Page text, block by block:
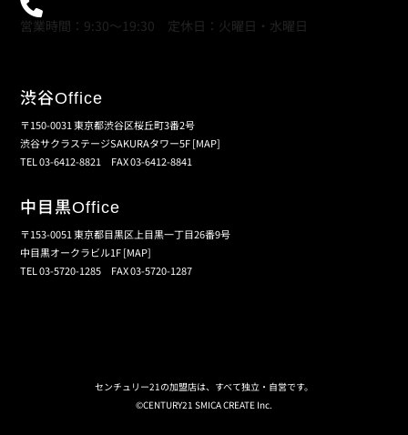
営業時間：9:30～19:30 定休日：火曜日・水曜日
渋谷Office
〒150-0031 東京都渋谷区桜丘町3番2号
渋谷サクラステージSAKURAタワー5F[MAP]
TEL 03-6412-8821 FAX 03-6412-8841
中目黒Office
〒153-0051 東京都目黒区上目黒一丁目26番9号
中目黒オークラビル1F[MAP]
TEL 03-5720-1285 FAX 03-5720-1287
センチュリー21の加盟店は、すべて独立・自営です。
©CENTURY21 SMICA CREATE Inc.